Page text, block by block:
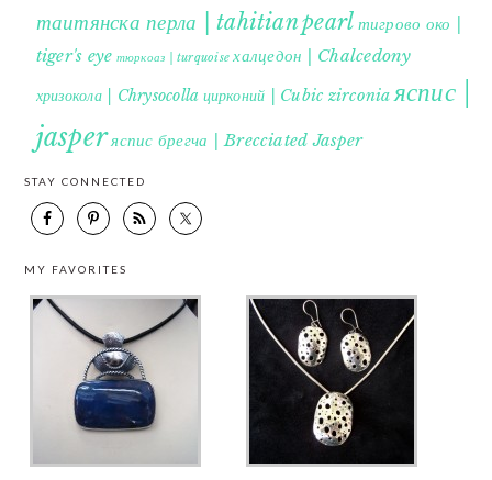
таитянска перла | tahitian pearl тигрово око |
tiger's eye тюркоаз | turquoise халцедон | Chalcedony
хризокола | Chrysocolla цирконий | Cubic zirconia яспис |
jasperяспис брегча | Brecciated Jasper
STAY CONNECTED
MY FAVORITES